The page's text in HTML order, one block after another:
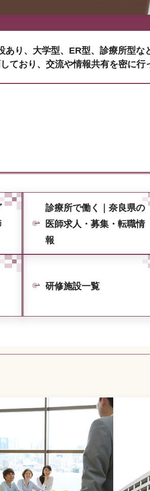
り、大学型、ER型、診療所型
ており、交流や情報共有を密に行
診療所で働く｜奈良県の
医師求人・募集・転職情
報
研修施設一覧